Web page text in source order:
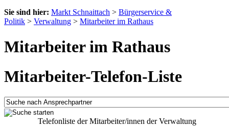
Sie sind hier: Markt Schnaittach > Bürgerservice &
Politik > Verwaltung > Mitarbeiter im Rathaus
Mitarbeiter im Rathaus
Mitarbeiter-Telefon-Liste
Telefonliste der Mitarbeiter/innen der Verwaltung